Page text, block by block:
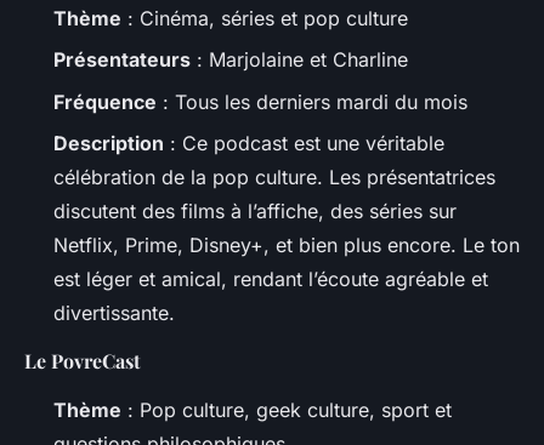
Thème : Cinéma, séries et pop culture
Présentateurs : Marjolaine et Charline
Fréquence : Tous les derniers mardi du mois
Description : Ce podcast est une véritable
célébration de la pop culture. Les présentatrices
discutent des films à l’affiche, des séries sur
Netflix, Prime, Disney+, et bien plus encore. Le ton
est léger et amical, rendant l’écoute agréable et
divertissante.
Le PovreCast
Thème : Pop culture, geek culture, sport et